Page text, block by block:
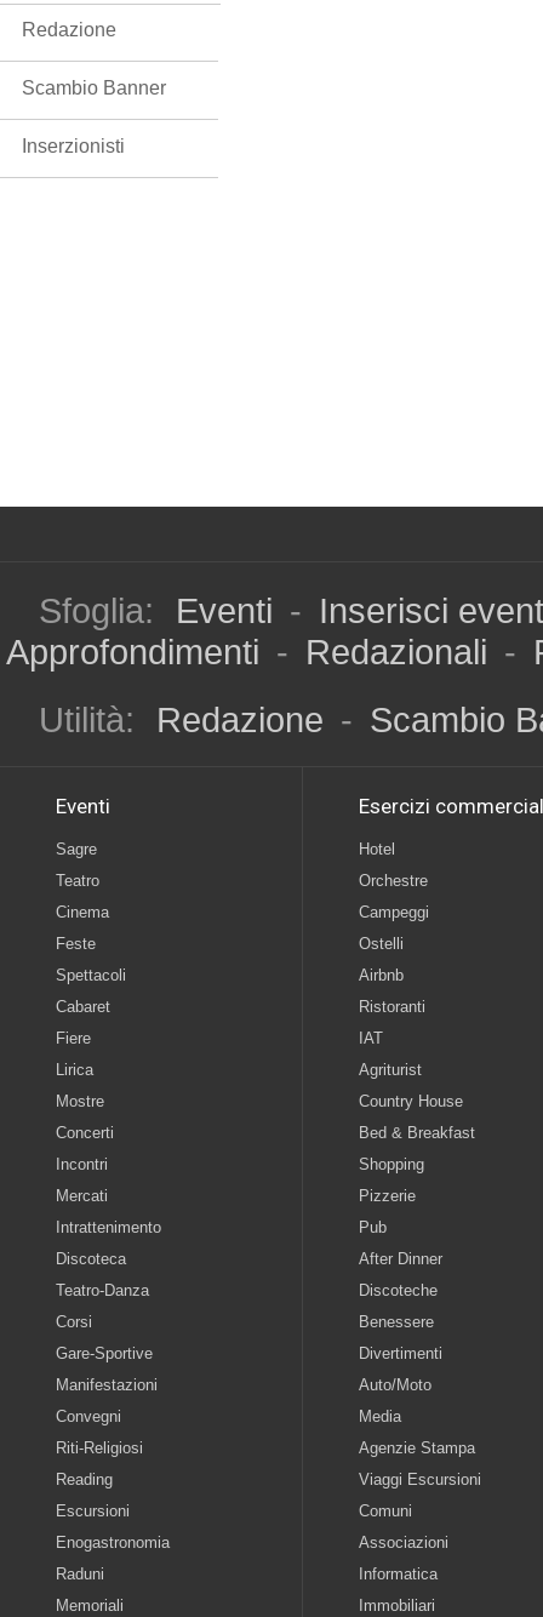
Redazione
Scambio Banner
Inserzionisti
Sfoglia: Eventi - Inserisci
Approfondimenti - Redazionali -
Utilità:
Redazione - Scambio
Eventi
Sagre
Teatro
Cinema
Feste
Spettacoli
Cabaret
Fiere
Lirica
Mostre
Concerti
Incontri
Mercati
Intrattenimento
Discoteca
Teatro-Danza
Corsi
Gare-Sportive
Manifestazioni
Convegni
Riti-Religiosi
Reading
Escursioni
Enogastronomia
Raduni
Memoriali
Esercizi
Hotel
Orchestre
Campeggi
Ostelli
Airbnb
Ristoranti
IAT
Agriturist
Country House
Bed & Breakfast
Shopping
Pizzerie
Pub
After Dinner
Discoteche
Benessere
Divertimenti
Auto/Moto
Media
Agenzie Stampa
Viaggi Escursioni
Comuni
Associazioni
Informatica
Immobiliari